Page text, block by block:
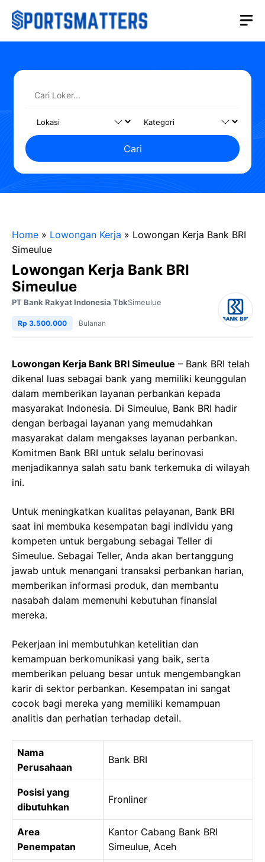
Langsung
Cari
Home » Lowongan Kerja » Lowongan Kerja Bank BRI
Simeulue
Lowongan Kerja Bank BRI
Simeulue
PT Bank Rakyat Indonesia TbkSimeulue
Rp 3.500.000 Bulanan
Lowongan Kerja Bank BRI Simeulue – Bank BRI telah
dikenal luas sebagai bank yang memiliki keunggulan
dalam memberikan layanan perbankan kepada
masyarakat Indonesia. Di Simeulue, Bank BRI hadir
dengan berbagai layanan yang memudahkan
masyarakat dalam mengakses layanan perbankan.
Komitmen Bank BRI untuk selalu berinovasi
menjadikannya salah satu bank terkemuka di wilayah
ini.
Untuk meningkatkan kualitas pelayanan, Bank BRI
saat ini membuka kesempatan bagi individu yang
kompeten untuk bergabung sebagai Teller di
Simeulue. Sebagai Teller, Anda akan bertanggung
jawab untuk menangani transaksi perbankan harian,
memberikan informasi produk, dan membantu
nasabah dalam memenuhi kebutuhan finansial
mereka.
Pekerjaan ini membutuhkan ketelitian dan
kemampuan berkomunikasi yang baik, serta
memberikan peluang besar untuk mengembangkan
karir di sektor perbankan. Kesempatan ini sangat
cocok bagi mereka yang memiliki kemampuan
analitis dan perhatian terhadap detail.
Nama
Perusahaan
Bank BRI
Posisi yang
dibutuhkan
Fronliner
Area
Penempatan
Kantor Cabang Bank BRI
Simeulue, Aceh